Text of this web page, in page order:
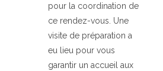
pour la coordination de
ce rendez-vous. Une
visite de préparation a
eu lieu pour vous
garantir un accueil aux